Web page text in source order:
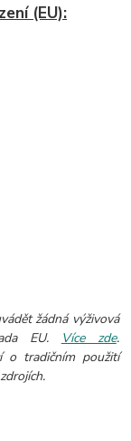
(EU):
žádná výživová
EU.
Více zde.
o tradičním použití